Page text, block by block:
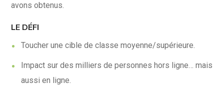
avons obtenus.
LE DÉFI
Toucher une cible de classe moyenne/supérieure.
Impact sur des milliers de personnes hors ligne… mais
aussi en ligne.